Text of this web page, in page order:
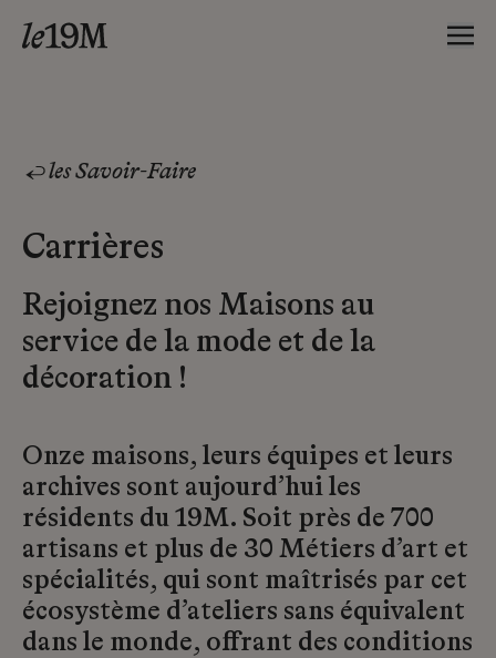
les Savoir-Faire
Carrières
Rejoignez nos Maisons au
service de la mode et de la
décoration !
Onze maisons, leurs équipes et leurs
archives sont aujourd’hui les
résidents du 19M. Soit près de 700
artisans et plus de 30 Métiers d’art et
spécialités, qui sont maîtrisés par cet
écosystème d’ateliers sans équivalent
dans le monde, offrant des conditions